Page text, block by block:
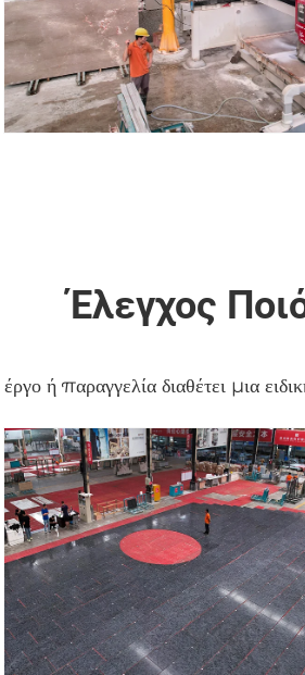
Έλεγχος
ή παραγγελία διαθέτει μια